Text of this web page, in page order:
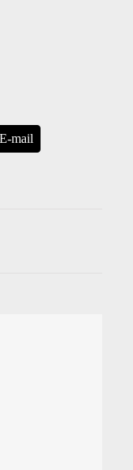
E-mail